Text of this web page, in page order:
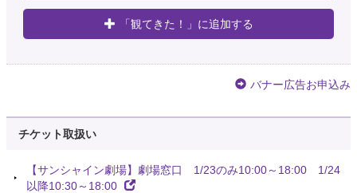
「観てきた！」に追加する
バナー広告お申込み
チケット取扱い
【サンシャイン劇場】劇場窓口 1/23のみ10:00～18:00 1/24
以降10:30～18:00